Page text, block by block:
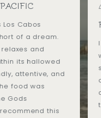
Cabos
of a dream.
and
its hallowed
attentive, and
food was
Gods
this